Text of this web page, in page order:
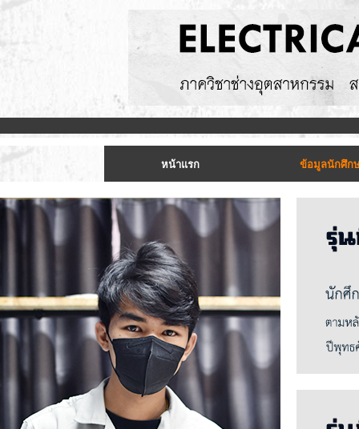
หน้าแรก ข้อมูลนักศึก